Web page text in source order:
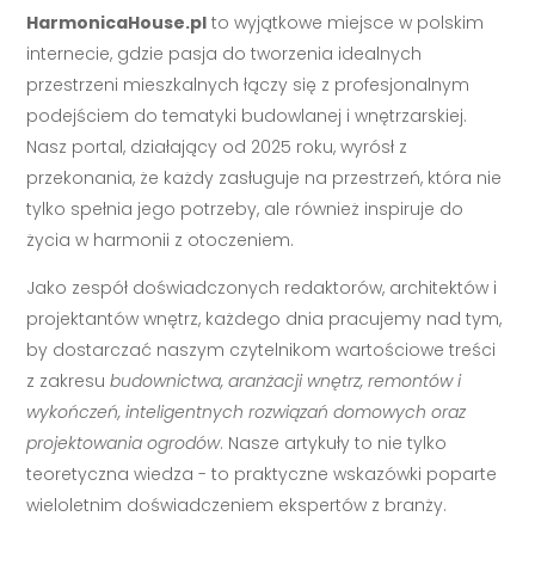
HarmonicaHouse.pl to wyjątkowe miejsce w polskim
internecie, gdzie pasja do tworzenia idealnych
przestrzeni mieszkalnych łączy się z profesjonalnym
podejściem do tematyki budowlanej i wnętrzarskiej.
Nasz portal, działający od 2025 roku, wyrósł z
przekonania, że każdy zasługuje na przestrzeń, która nie
tylko spełnia jego potrzeby, ale również inspiruje do
życia w harmonii z otoczeniem.
Jako zespół doświadczonych redaktorów, architektów i
projektantów wnętrz, każdego dnia pracujemy nad tym,
by dostarczać naszym czytelnikom wartościowe treści
z zakresubudownictwa, aranżacji wnętrz, remontów i
wykończeń, inteligentnych rozwiązań domowych oraz
projektowania ogrodów. Nasze artykuły to nie tylko
teoretyczna wiedza - to praktyczne wskazówki poparte
wieloletnim doświadczeniem ekspertów z branży.